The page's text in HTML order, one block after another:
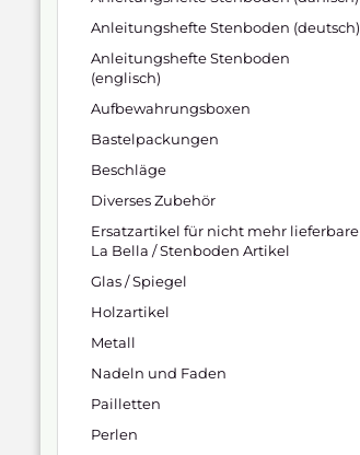
Anleitungshefte Stenboden (deutsch)
Anleitungshefte Stenboden
(englisch)
Aufbewahrungsboxen
Bastelpackungen
Beschläge
Diverses Zubehör
Ersatzartikel für nicht mehr lieferbare
La Bella / Stenboden Artikel
Glas / Spiegel
Holzartikel
Metall
Nadeln und Faden
Pailletten
Perlen